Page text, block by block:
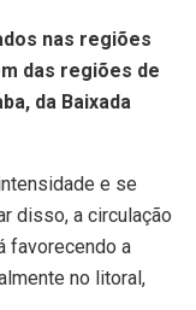
nas regiões
das regiões de
da Baixada
e se
disso, a circulação
favorecendo a
no litoral,